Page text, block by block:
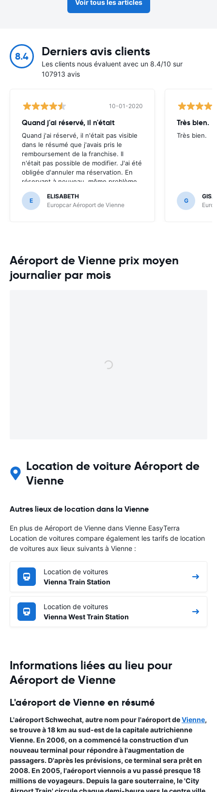
Voir tous les articles
8.4 Derniers avis clients
Les clients nous évaluent avec un 8.4/10 sur
107913 avis
10-01-2020
Quand j'ai réservé, il n'était
Quand j'ai réservé, il n'était pas visible
dans le résumé que j'avais pris le
remboursement de la franchise. Il
n'était pas possible de modifier. J'ai été
obligée d'annuler ma réservation. En
réservant à nouveau, même problème.
J'ai dû appeler le helpdesk en Belgique.
On m'a aidée, mais c'était ennuyeux. A
améliorer, svp. Sinon, je suis toujours
E
ELISABETH
Europcar Aéroport de Vienne
Très bien.
Très bien.
G
Aéroport de Vienne prix moyen
journalier par mois
Location de voiture Aéroport de
Vienne
Autres lieux de location dans la Vienne
En plus de Aéroport de Vienne dans Vienne EasyTerra
Location de voitures compare également les tarifs de location
de voitures aux lieux suivants à Vienne :
Location de voitures
Vienna Train Station
Location de voitures
Vienna West Train Station
Informations liées au lieu pour
Aéroport de Vienne
L'aéroport de Vienne en résumé
L'aéroport Schwechat, autre nom pour l'aéroport deVienne,
se trouve à 18 km au sud-est de lacapitale autrichienne
Vienne. En 2006, on a commencé la construction d'un
nouveau terminal pour répondre à l'augmentation de
passagers. D'après les prévisions, ce terminal sera prêt en
2008. En 2005, l'aéroport viennois a vu passé presque 18
millions de voyageurs. Depuis la gare souterraine, le 'City